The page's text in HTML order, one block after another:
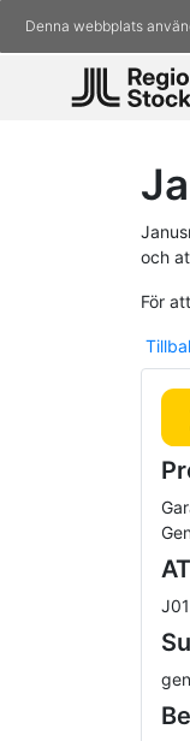
Denna webbplats
och
För